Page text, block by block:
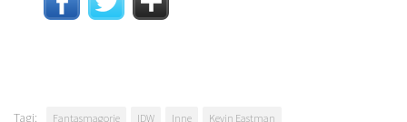
Tagi: Fantasmagorie IDW Inne
Kevin Eastman